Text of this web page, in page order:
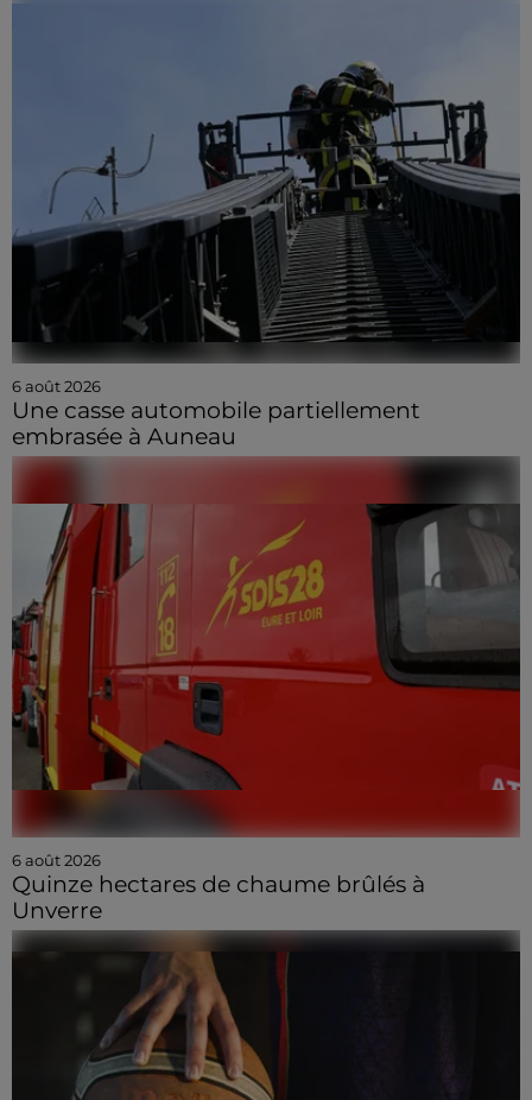
6 août 2026
Une casse automobile partiellement
embrasée à Auneau
6 août 2026
Quinze hectares de chaume brûlés à
Unverre